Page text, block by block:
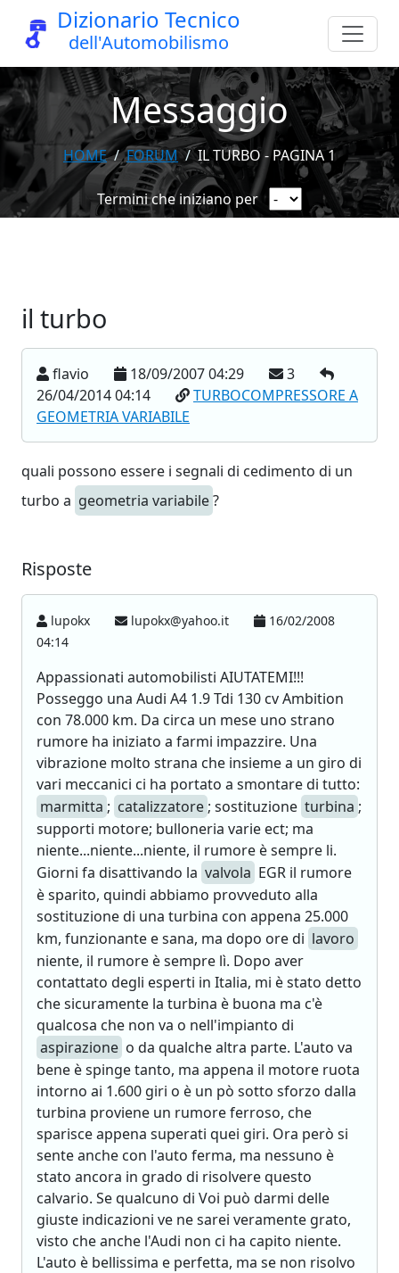
Dizionario Tecnico
dell'Automobilismo
Messaggio
HOME FORUM IL TURBO - PAGINA 1
Termini che iniziano per
il turbo
flavio 18/09/2007 04:29
3
26/04/2014 04:14
TURBOCOMPRESSORE A
GEOMETRIA VARIABILE
quali possono essere i segnali di cedimento di un
turbo a geometria variabile?
Risposte
lupokx lupokx@yahoo.it
16/02/2008
04:14
Appassionati automobilisti AIUTATEMI!!!
Posseggo una Audi A4 1.9 Tdi 130 cv Ambition
con 78.000 km. Da circa un mese uno strano
rumore ha iniziato a farmi impazzire. Una
vibrazione molto strana che insieme a un giro di
vari meccanici ci ha portato a smontare di tutto:
marmitta ; catalizzatore ; sostituzione turbina ;
supporti motore; bulloneria varie ect; ma
niente...niente...niente, il rumore è sempre li.
Giorni fa disattivando la valvola EGR il rumore
è sparito, quindi abbiamo provveduto alla
sostituzione di una turbina con appena 25.000
km, funzionante e sana, ma dopo ore di lavoro
niente, il rumore è sempre lì. Dopo aver
contattato degli esperti in Italia, mi è stato detto
che sicuramente la turbina è buona ma c'è
qualcosa che non va o nell'impianto di
aspirazione o da qualche altra parte. L'auto va
bene è spinge tanto, ma appena il motore ruota
intorno ai 1.600 giri o è un pò sotto sforzo dalla
turbina proviene un rumore ferroso, che
sparisce appena superati quei giri. Ora però si
sente anche con l'auto ferma, ma nessuno è
stato ancora in grado di risolvere questo
calvario. Se qualcuno di Voi può darmi delle
giuste indicazioni ve ne sarei veramente grato,
visto che anche l'Audi non ci ha capito niente.
L'auto è bellissima e perfetta, ma se non risolvo